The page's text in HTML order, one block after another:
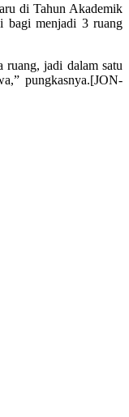
di Tahun Akademik
bagi menjadi 3 ruang
jadi dalam satu
pungkasnya.[JON-